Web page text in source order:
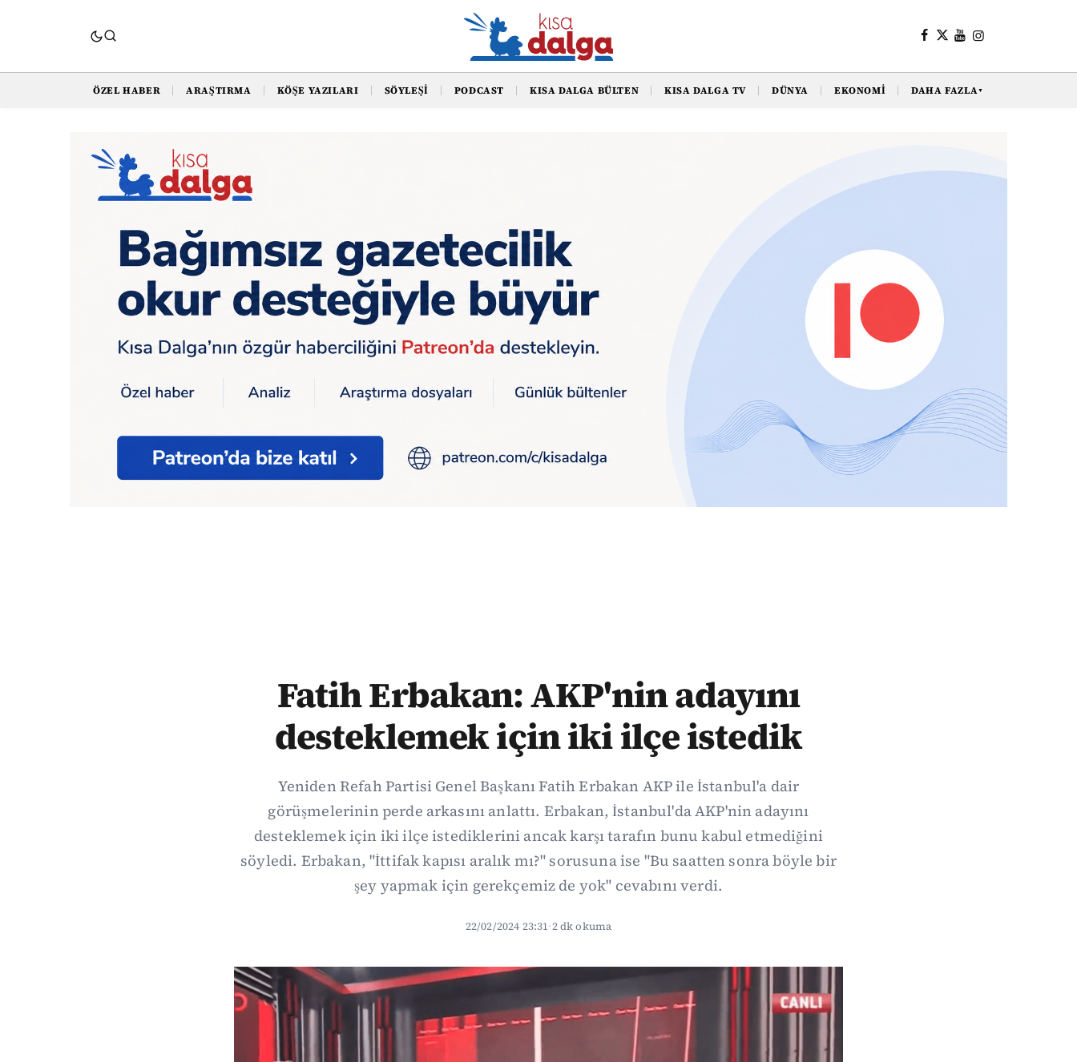
ÖZEL HABER ARAŞTIRMA KÖŞE YAZILARI SÖYLEŞI PODCAST KISA DALGA BÜLTEN KISA DALGA TV DÜNYA EKONOMI DAHA FAZLA▼
Fatih Erbakan: AKP'nin adayını
desteklemek için iki ilçe istedik
Yeniden Refah Partisi Genel Başkanı Fatih Erbakan AKP ile İstanbul'a dair
görüşmelerinin perde arkasını anlattı. Erbakan, İstanbul'da AKP'nin adayını
desteklemek için iki ilçe istediklerini ancak karşı tarafın bunu kabul etmediğini
söyledi. Erbakan, "İttifak kapısı aralık mı?" sorusuna ise "Bu saatten sonra böyle bir
şey yapmak için gerekçemiz de yok" cevabını verdi.
22/02/2024 23:31·2 dk okuma